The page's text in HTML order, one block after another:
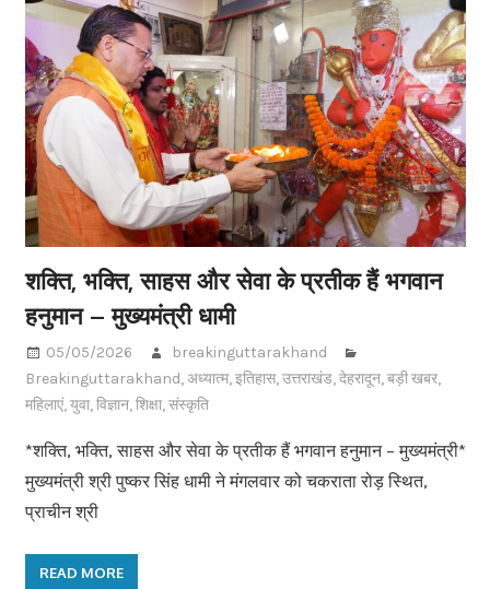
शक्ति, भक्ति, साहस और सेवा के प्रतीक हैं भगवान
हनुमान – मुख्यमंत्री धामी
05/05/2026
breakinguttarakhand
Breakinguttarakhand,अध्यात्म,इतिहास,उत्तराखंड,देहरादून,बड़ी खबर,
महिलाएं,युवा,विज्ञान,शिक्षा,संस्कृति
*शक्ति, भक्ति, साहस और सेवा के प्रतीक हैं भगवान हनुमान – मुख्यमंत्री*
मुख्यमंत्री श्री पुष्कर सिंह धामी ने मंगलवार को चकराता रोड़ स्थित,
प्राचीन श्री
READ MORE